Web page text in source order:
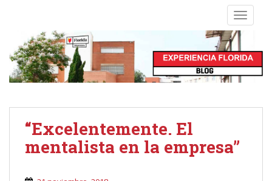
“Excelentemente. El
mentalista en la empresa”